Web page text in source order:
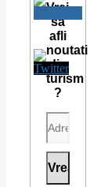
Vrei
sa
afli
noutati
din
turism
?